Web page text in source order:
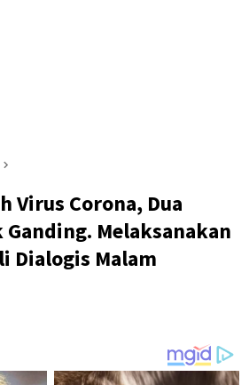
Virus Corona, Dua
Melaksanakan
Dialogis Malam